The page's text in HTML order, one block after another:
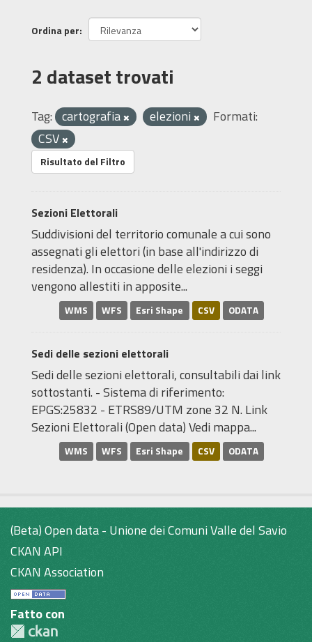
Ordina per
2 dataset trovati
Tag: cartografia elezioni
Formati:
CSV
Risultato del Filtro
Sezioni Elettorali
Suddivisioni del territorio comunale a cui sono
assegnati gli elettori (in base all'indirizzo di
residenza). In occasione delle elezioni i seggi
vengono allestiti in apposite...
WMS WFS Esri Shape CSV ODATA
Sedi delle sezioni elettorali
Sedi delle sezioni elettorali, consultabili dai link
sottostanti. - Sistema di riferimento:
EPGS:25832 - ETRS89/UTM zone 32 N. Link
Sezioni Elettorali (Open data) Vedi mappa...
WMS WFS Esri Shape CSV ODATA
(Beta) Open data - Unione dei Comuni Valle del Savio
CKAN API
CKAN Association
Fatto con